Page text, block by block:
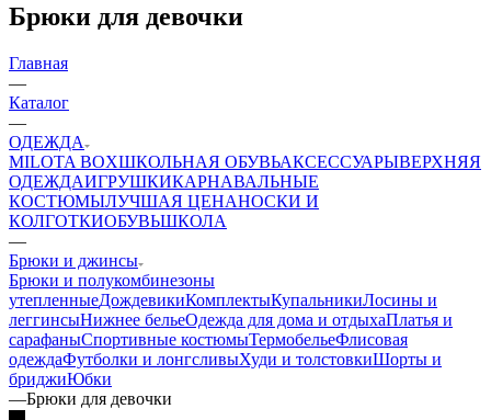
Брюки для девочки
Главная
—
Каталог
—
ОДЕЖДА
MILOTA BOXШКОЛЬНАЯ ОБУВЬАКСЕССУАРЫВЕРХНЯЯ
ОДЕЖДАИГРУШКИКАРНАВАЛЬНЫЕ
КОСТЮМЫЛУЧШАЯ ЦЕНАНОСКИ И
КОЛГОТКИОБУВЬШКОЛА
—
Брюки и джинсы
Брюки и полукомбинезоны
утепленныеДождевикиКомплектыКупальникиЛосины и
леггинсыНижнее бельеОдежда для дома и отдыхаПлатья и
сарафаныСпортивные костюмыТермобельеФлисовая
одеждаФутболки и лонгсливыХуди и толстовкиШорты и
бриджиЮбки
—Брюки для девочки